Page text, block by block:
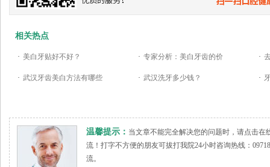
相关热点
· 美白牙贴好不好？ · 专家分析：美白牙齿的价 ·
· 武汉牙齿美白方法有哪些 · 武汉洗牙多少钱？ ·
温馨提示： 当文章不能完全解决您的问题时，请点击
流！打字不方便的朋友可拔打我院24小时咨询热线：
流。